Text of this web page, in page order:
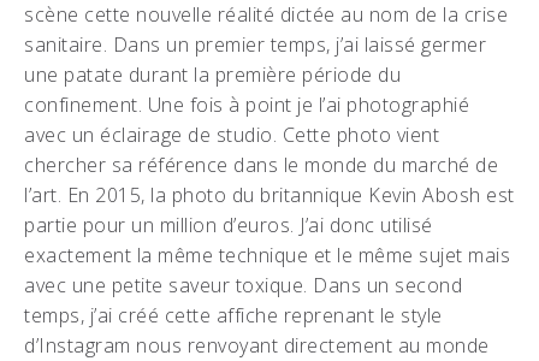
scène cette nouvelle réalité dictée au nom de la crise
sanitaire. Dans un premier temps, j’ai laissé germer
une patate durant la première période du
confinement. Une fois à point je l’ai photographié
avec un éclairage de studio. Cette photo vient
chercher sa référence dans le monde du marché de
l’art. En 2015, la photo du britannique Kevin Abosh est
partie pour un million d’euros. J’ai donc utilisé
exactement la même technique et le même sujet mais
avec une petite saveur toxique. Dans un second
temps, j’ai créé cette affiche reprenant le style
d’Instagram nous renvoyant directement au monde